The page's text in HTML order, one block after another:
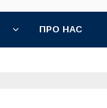
ПРО НАС